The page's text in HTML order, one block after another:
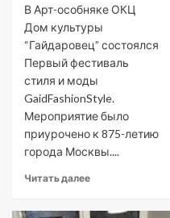
В Арт-особняке ОКЦ
Дом культуры
“Гайдаровец” состоялся
Первый фестиваль
стиля и моды
GaidFashionStyle.
Мероприятие было
приурочено к 875-летию
города Москвы....
Читать далее